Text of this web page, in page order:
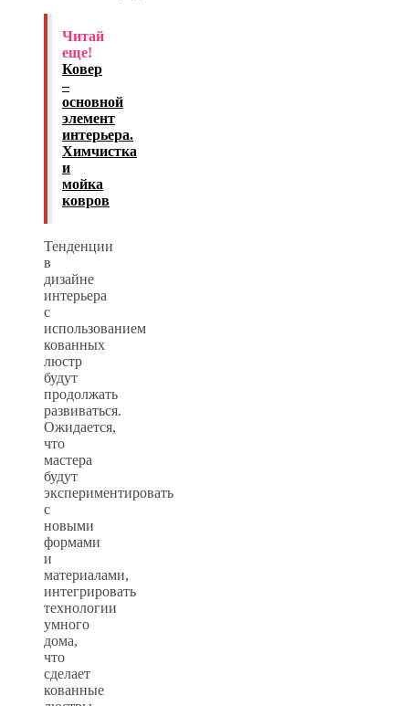
Читай
еще!
Ковер
–
основной
элемент
интерьера.
Химчистка
и
мойка
ковров
Тенденции
в
дизайне
интерьера
с
использованием
кованных
люстр
будут
продолжать
развиваться.
Ожидается,
что
мастера
будут
экспериментировать
с
новыми
формами
и
материалами,
интегрировать
технологии
умного
дома,
что
сделает
кованные